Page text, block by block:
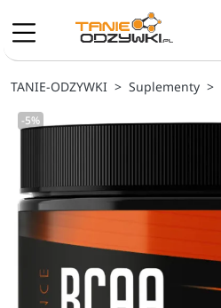
TANIE-ODZYWKI Suplementy
-5%